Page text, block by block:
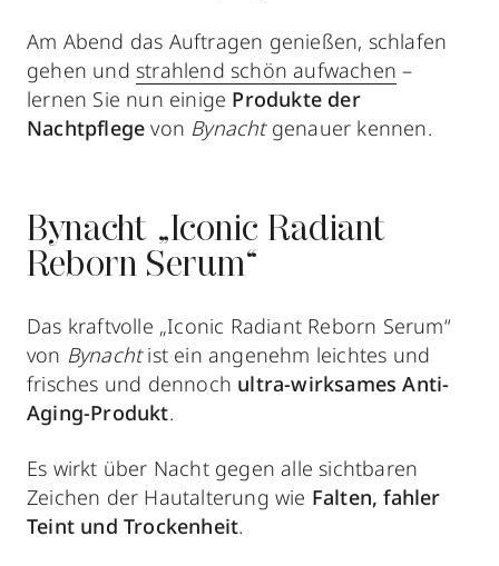
Am Abend das Auftragen genießen, schlafen
gehen und strahlend schön aufwachen –
lernen Sie nun einige Produkte der
Nachtpflege von Bynachtgenauer kennen.
Bynacht „Iconic Radiant
Reborn Serum“
Das kraftvolle „Iconic Radiant Reborn Serum“
von Bynachtist ein angenehm leichtes und
frisches und dennoch ultra-wirksames Anti-
Aging-Produkt.
Es wirkt über Nacht gegen alle sichtbaren
Zeichen der Hautalterung wie Falten, fahler
Teint und Trockenheit.